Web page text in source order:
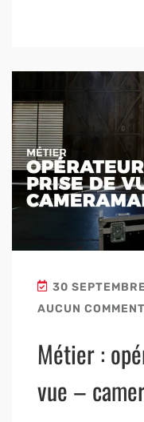
30
AUCUN
Métier :
vue –